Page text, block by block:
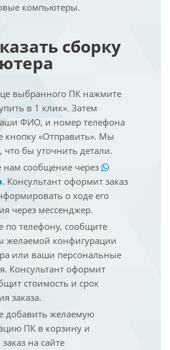
компьютеры.
сборку
выбранного ПК нажмите
в 1 клик». Затем
ФИО, и номер телефона
кнопку «Отправить». Мы
что бы уточнить детали.
сообщение через
. Консультант оформит заказ
о ходе его
через мессенджер.
по телефону, сообщите
желаемой конфигурации
или ваши персональные
Консультант оформит
стоимость и срок
заказа.
добавить желаемую
ПК в корзину и
на сайте